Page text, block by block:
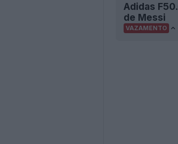
Adidas
de Messi
VAZAMENTO